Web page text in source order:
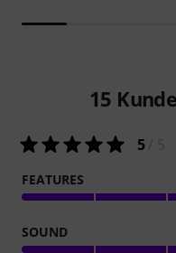
15
5/ 5
FEATURES
SOUND